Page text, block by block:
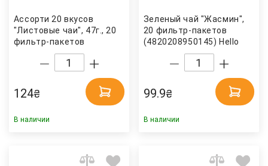
Ассорти 20 вкусов
"Листовые чаи", 47г., 20
фильтр-пакетов
(4820208950510) Hello
124₴
В наличии
Зеленый чай "Жасмин",
20 фильтр-пакетов
(4820208950145) Hello
99.9₴
В наличии